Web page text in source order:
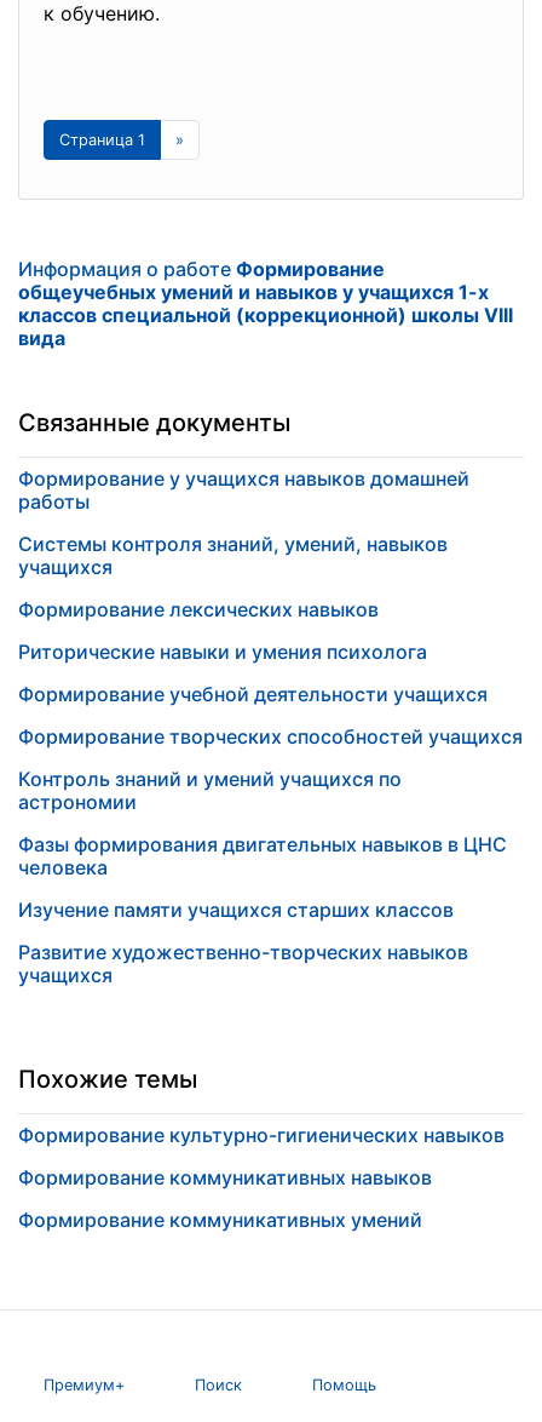
к обучению.
Страница 1 »
Информация о работе Формирование
общеучебных умений и навыков у учащихся 1-х
классов специальной (коррекционной) школы VIII
вида
Связанные документы
Формирование у учащихся навыков домашней
работы
Cистемы контроля знаний, умений, навыков
учащихся
Формирование лексических навыков
Риторические навыки и умения психолога
Формирование учебной деятельности учащихся
Формирование творческих способностей учащихся
Контроль знаний и умений учащихся по
астрономии
Фазы формирования двигательных навыков в ЦНС
человека
Изучение памяти учащихся старших классов
Развитие художественно-творческих навыков
учащихся
Похожие темы
Формирование культурно-гигиенических навыков
Формирование коммуникативных навыков
Формирование коммуникативных умений
Премиум+ Поиск Помощь